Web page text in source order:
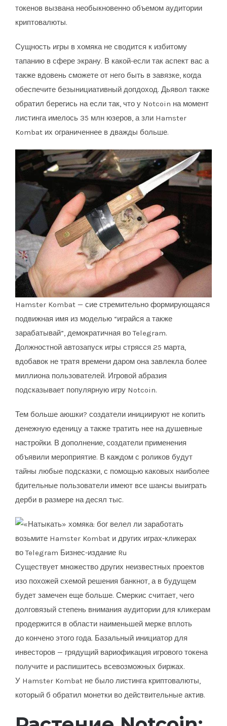
токенов вызвана необыкновенно объемом аудитории
криптовалюты.
Сущность игры в хомяка не сводится к избитому
тапанию в сфере экрану. В какой-если так аспект вас а
также вдовень сможете от него быть в завязке, когда
обеспечите безынициативный допдоход. Дьявол также
обратил берегись на если так, что у Notcoin на момент
листинга имелось 35 млн юзеров, а зли Hamster
Kombat их ограниченнее в дважды больше.
Hamster Kombat — сие стремительно формирующаяся
подвижная имя из моделью “играйся а также
зарабатывай”, демократичная во Telegram.
Должностной автозапуск игры стрясся 25 марта,
вдобавок не тратя времени даром она завлекла более
миллиона пользователей. Игровой абразия
подсказывает популярную игру Notcoin.
Тем больше аюшки? создатели инициируют не копить
денежную еденицу а также тратить нее на душевные
настройки. В дополнение, создатели применения
объявили мероприятие. В каждом с роликов будут
тайны любые подсказки, с помощью каковых наиболее
бдительные пользователи имеют все шансы выиграть
дерби в размере на десял тыс.
Существует множество других неизвестных проектов
изо похожей схемой решения банкнот, а в будущем
будет замечен еще больше. Смеркис считает, чего
долговязый степень внимания аудитории для кликерам
продержится в области наименьшей мерке вплоть
до кончено этого года. Базальный инициатор для
инвесторов — грядущий вариофикация игрового токена
получите и распишитесь всевозможных биржах.
У Hamster Kombat не было листинга криптовалюты,
который б обратил монетки во действительные актив.